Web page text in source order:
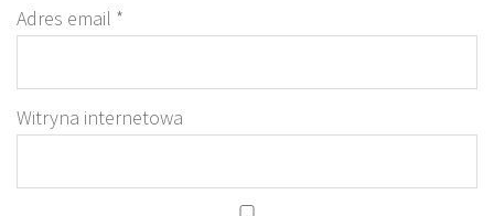
Adres email *
Witryna internetowa